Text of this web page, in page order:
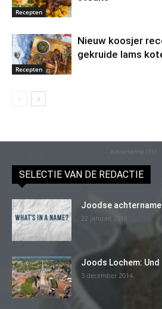
Recepten
Recepten
Nieuw koosjer
gekruide lams
Advertentie (11)
SELECTIE VAN DE REDACTIE
Joodse
22 januari 2016
Joods Lochem:
3 december 2014